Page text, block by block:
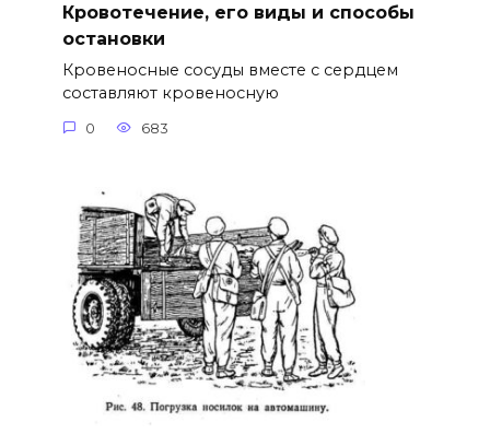
Кровотечение, его виды и способы
остановки
Кровеносные сосуды вместе с сердцем
составляют кровеносную
0 683